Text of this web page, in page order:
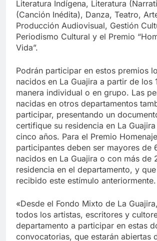
Literatura Indígena, Literatura
(Canción Inédita), Danza, Teatro,
Producción Audiovisual, Gestión
Periodismo Cultural y el Premio
Vida”.
Podrán participar en estos premios
nacidos en La Guajira a partir de los
manera individual o en grupo. Las
nacidas en otros departamentos
participar, presentando un
certifique su residencia en La
cinco años. Para el Premio
participantes deben ser mayores de
nacidos en La Guajira o con más de
residencia en el departamento, y
recibido este estímulo anteriormente.
«Desde el Fondo Mixto de La
todos los artistas, escritores y
departamento a participar en estas
convocatorias, que estarán abiertas